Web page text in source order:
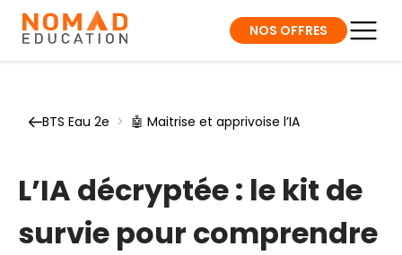
NOS OFFRES
BTS Eau 2e > 🤖 Maitrise et apprivoise l’IA
L’IA décryptée : le kit de
survie pour comprendre